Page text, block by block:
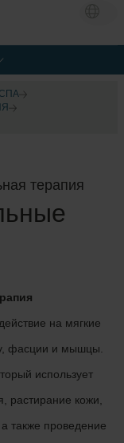
CПА
терапия
на мягкие
фасции и мышцы.
использует
растирание кожи,
также проведение